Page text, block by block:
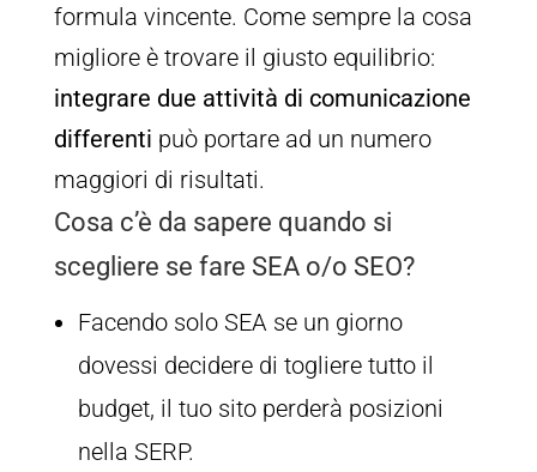
formula vincente. Come sempre la cosa
migliore è trovare il giusto equilibrio:
integrare due attività di comunicazione
differenti può portare ad un numero
maggiori di risultati.
Cosa c’è da sapere quando si
scegliere se fare SEA o/o SEO?
Facendo solo SEA se un giorno
dovessi decidere di togliere tutto il
budget, il tuo sito perderà posizioni
nella SERP.